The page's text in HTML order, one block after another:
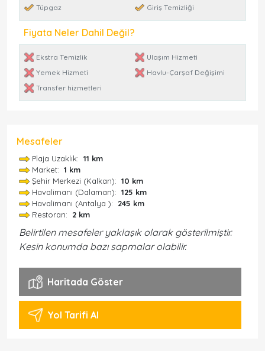
Tüpgaz Giriş Temizliği
Fiyata Neler Dahil Değil?
Ekstra Temizlik
Ulaşım Hizmeti
Yemek Hizmeti
Havlu-Çarşaf Değişimi
Transfer hizmetleri
Mesafeler
Plaja Uzaklık: 11 km
Market: 1 km
Şehir Merkezi (Kalkan): 10 km
Havalimanı (Dalaman): 125 km
Havalimanı (Antalya ): 245 km
Restoran: 2 km
Belirtilen mesafeler yaklaşık olarak gösterilmiştir.
Kesin konumda bazı sapmalar olabilir.
Haritada Göster
Yol Tarifi Al